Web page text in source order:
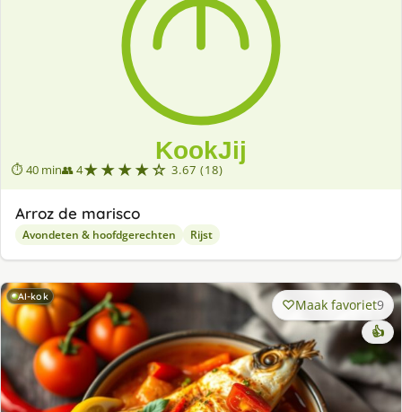
⏱ 40 min👥 4★★★★☆ 3.67 (18)
Arroz de marisco
Avondeten & hoofdgerechten Rijst
AI-kok Maak favoriet9
👍